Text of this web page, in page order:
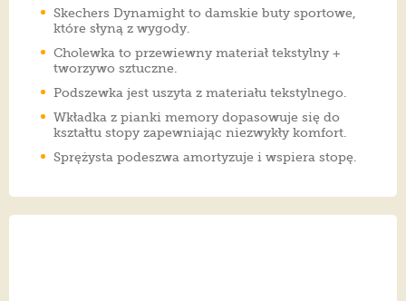
Skechers Dynamight to damskie buty sportowe,
które słyną z wygody.
Cholewka to przewiewny materiał tekstylny +
tworzywo sztuczne.
Podszewka jest uszyta z materiału tekstylnego.
Wkładka z pianki memory dopasowuje się do
kształtu stopy zapewniając niezwykły komfort.
Sprężysta podeszwa amortyzuje i wspiera stopę.